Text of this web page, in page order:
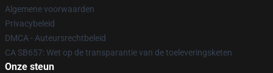
Algemene voorwaarden
Privacybeleid
DMCA - Auteursrechtbeleid
CA SB657: Wet op de transparantie van de toeleveringsketen
Onze steun